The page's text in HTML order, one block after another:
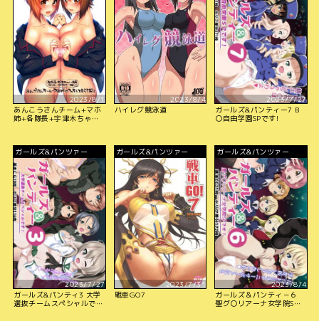
2023/8/1
あんこうさんチーム+マホ
姉+各隊長+宇津木ちゃん
らうだけver.2.22
2023/8/4
ハイレグ競泳道
2023/7/27
ガールズ&パンティー7 B
〇自由学園SPです!
ガールズ&パンツァー
2023/7/27
ガールズ&パンティ3 大学
選抜チームスペシャルで
ガールズ&パンツァー
2023/7/31
戦車GO7
ガールズ&パンツァー
2023/8/4
ガールズ＆パンティ－６
聖グ〇リアーナ女学院SP